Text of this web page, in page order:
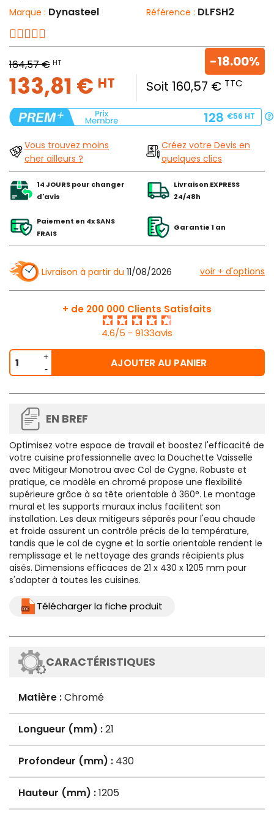
Marque : Dynasteel Référence : DLFSH2
164,57 € HT
133,81 € HT Soit 160,57 € TTC
-18.00%
128 €56 HT
Vous trouvez moins
cher ailleurs ?
Créez votre Devis en
quelques clics
14 JOURS pour changer
d'avis
Livraison EXPRESS
24/48h
Paiement en 4x SANS
FRAIS
Garantie 1 an
Livraison à partir du 11/08/2026 voir + d'options
+ de 200 000 Clients Satisfaits
4.6/5 - 9133avis
AJOUTER AU PANIER
EN BREF
Optimisez votre espace de travail et boostez l'efficacité de
votre cuisine professionnelle avec la Douchette Vaisselle
avec Mitigeur Monotrou avec Col de Cygne. Robuste et
pratique, ce modèle en chromé propose une flexibilité
supérieure grâce à sa tête orientable à 360°. Le montage
mural et les supports muraux inclus facilitent son
installation. Les deux mitigeurs séparés pour l'eau chaude
et froide assurent un contrôle précis de la température,
tandis que le col de cygne et la sortie orientable rendent le
remplissage et le nettoyage des grands récipients plus
aisés. Dimensions efficaces de 21 x 430 x 1205 mm pour
s'adapter à toutes les cuisines.
Télécharger la fiche produit
CARACTÉRISTIQUES
Matière :Chromé
Longueur (mm) :21
Profondeur (mm) : 430
Hauteur (mm) :1205